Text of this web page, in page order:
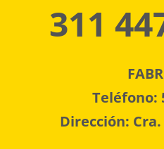
311
Teléfono:
Dirección: Cra.